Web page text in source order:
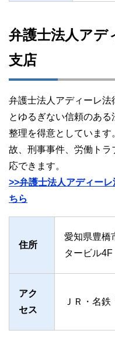
弁護士法人アデ
支店
弁護士法人アディーレ
とゆるぎない信頼のあ
整理を得意としていま
故、刑事事件、労働ト
応できます。
>>弁護士法人アディー
ちら
住所
愛知県豊橋
タービル4F
アク
セス
ＪＲ・名